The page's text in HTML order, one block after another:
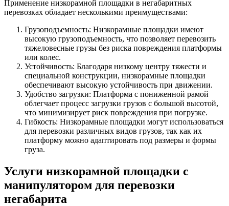
Применение низкорамной площадки в негабаритных
перевозках обладает несколькими преимуществами:
Грузоподъемность: Низкорамные площадки имеют
высокую грузоподъемность, что позволяет перевозить
тяжеловесные грузы без риска повреждения платформы
или колес.
Устойчивость: Благодаря низкому центру тяжести и
специальной конструкции, низкорамные площадки
обеспечивают высокую устойчивость при движении.
Удобство загрузки: Платформа с пониженной рамой
облегчает процесс загрузки грузов с большой высотой,
что минимизирует риск повреждения при погрузке.
Гибкость: Низкорамные площадки могут использоваться
для перевозки различных видов грузов, так как их
платформу можно адаптировать под размеры и формы
груза.
Услуги низкорамной площадки с
манипулятором для перевозки
негабарита